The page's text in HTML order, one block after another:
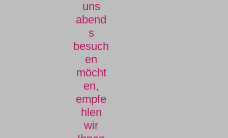
uns
abend
s
besuch
en
möcht
en,
empfe
hlen
wir